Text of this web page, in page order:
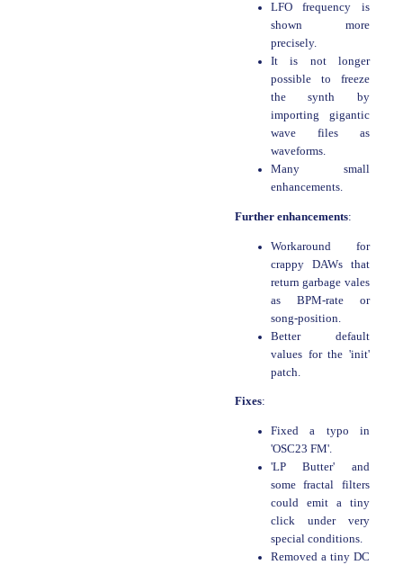
LFO frequency is
shown more
precisely.
It is not longer
possible to freeze
the synth by
importing gigantic
wave files as
waveforms.
Many small
enhancements.
Further enhancements:
Workaround for
crappy DAWs that
return garbage vales
as BPM-rate or
song-position.
Better default
values for the 'init'
patch.
Fixes:
Fixed a typo in
'OSC23 FM'.
'LP Butter' and
some fractal filters
could emit a tiny
click under very
special conditions.
Removed a tiny DC